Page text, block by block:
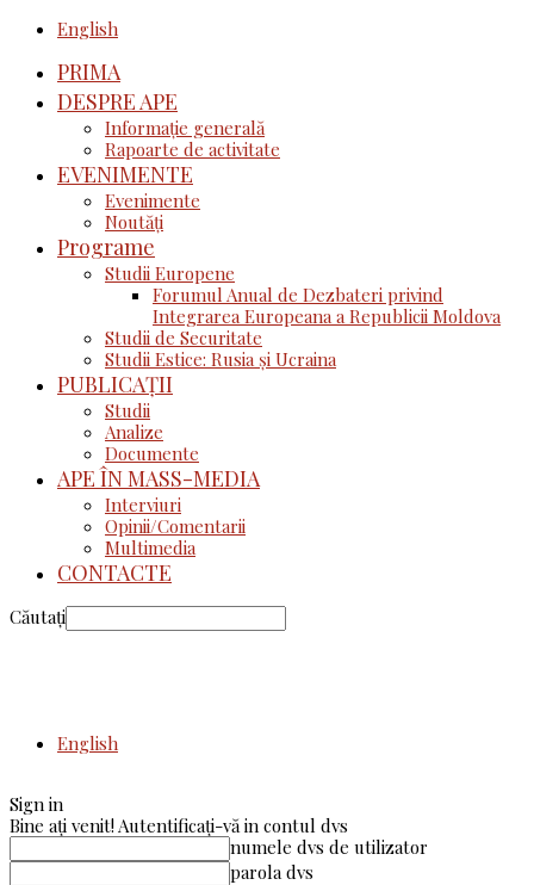
English
PRIMA
DESPRE APE
Informație generală
Rapoarte de activitate
EVENIMENTE
Evenimente
Noutăţi
Programe
Studii Europene
Forumul Anual de Dezbateri privind
Integrarea Europeana a Republicii Moldova
Studii de Securitate
Studii Estice: Rusia și Ucraina
PUBLICAȚII
Studii
Analize
Documente
APE ÎN MASS-MEDIA
Interviuri
Opinii/Comentarii
Multimedia
CONTACTE
Căutați
English
Sign in
Bine ați venit! Autentificați-vă in contul dvs
numele dvs de utilizator
parola dvs